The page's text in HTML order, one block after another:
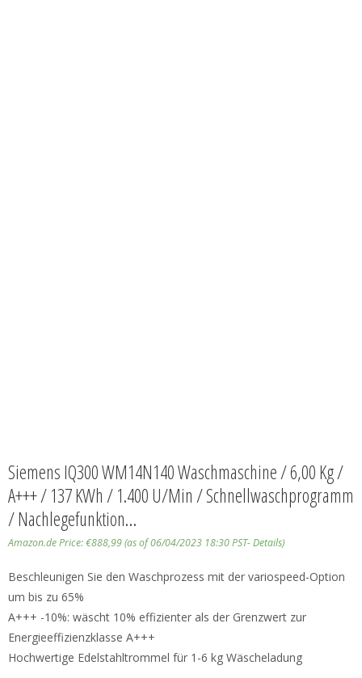
Siemens IQ300 WM14N140 Waschmaschine / 6,00 Kg /
A+++ / 137 KWh / 1.400 U/min / Schnellwaschprogramm
/ Nachlegefunktion…
Amazon.de Price:€888,99(as of 06/04/2023 18:30 PST-Details)
Beschleunigen Sie den Waschprozess mit der variospeed-Option
um bis zu 65%
A+++ -10%: wäscht 10% effizienter als der Grenzwert zur
Energieeffizienzklasse A+++
Hochwertige Edelstahltrommel für 1-6 kg Wäscheladung